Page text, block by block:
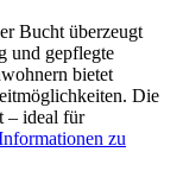
Bucht überzeugt
und gepflegte
bietet
Die
– ideal für
zu